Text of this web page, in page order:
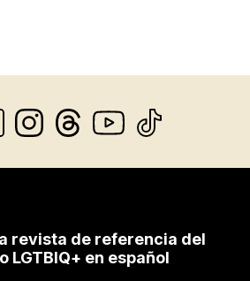
revista de referencia del
LGTBIQ+ en español